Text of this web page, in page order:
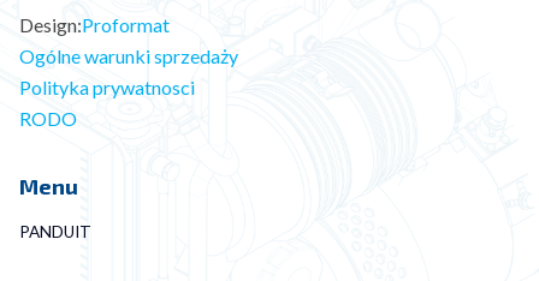
Design:Proformat
Ogólne warunki sprzedaży
Polityka prywatnosci
RODO
Menu
PANDUIT